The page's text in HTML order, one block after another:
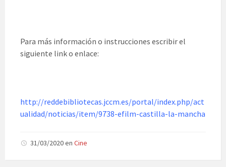
Para más información o instrucciones escribir el
siguiente link o enlace:
http://reddebibliotecas.jccm.es/portal/index.php/act
ualidad/noticias/item/9738-efilm-castilla-la-mancha
31/03/2020en Cine